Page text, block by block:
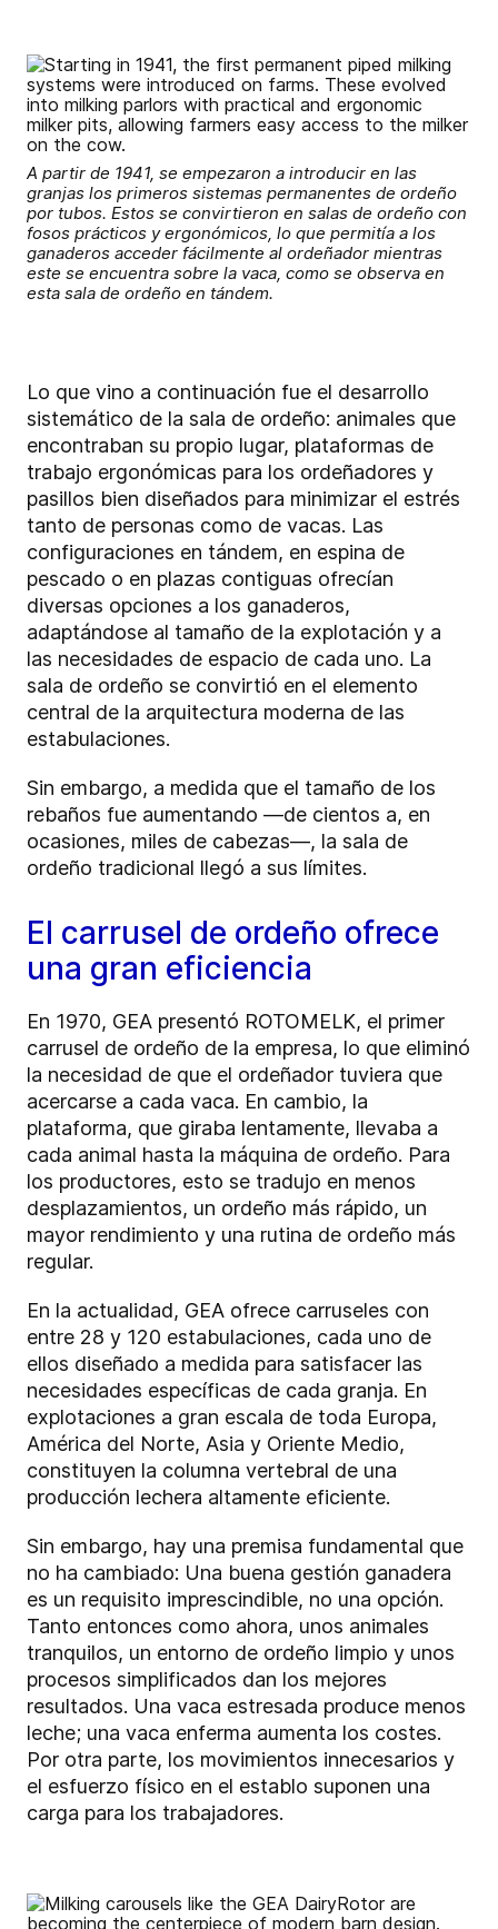
A partir de 1941, se empezaron a introducir en las
granjas los primeros sistemas permanentes de ordeño
por tubos. Estos se convirtieron en salas de ordeño con
fosos prácticos y ergonómicos, lo que permitía a los
ganaderos acceder fácilmente al ordeñador mientras
este se encuentra sobre la vaca, como se observa en
esta sala de ordeño en tándem.
Lo que vino a continuación fue el desarrollo
sistemático de la sala de ordeño: animales que
encontraban su propio lugar, plataformas de
trabajo ergonómicas para los ordeñadores y
pasillos bien diseñados para minimizar el estrés
tanto de personas como de vacas. Las
configuraciones en tándem, en espina de
pescado o en plazas contiguas ofrecían
diversas opciones a los ganaderos,
adaptándose al tamaño de la explotación y a
las necesidades de espacio de cada uno. La
sala de ordeño se convirtió en el elemento
central de la arquitectura moderna de las
estabulaciones.
Sin embargo, a medida que el tamaño de los
rebaños fue aumentando —de cientos a, en
ocasiones, miles de cabezas—, la sala de
ordeño tradicional llegó a sus límites.
El carrusel de ordeño ofrece
una gran eficiencia
En 1970, GEA presentó ROTOMELK, el primer
carrusel de ordeño de la empresa, lo que eliminó
la necesidad de que el ordeñador tuviera que
acercarse a cada vaca. En cambio, la
plataforma, que giraba lentamente, llevaba a
cada animal hasta la máquina de ordeño. Para
los productores, esto se tradujo en menos
desplazamientos, un ordeño más rápido, un
mayor rendimiento y una rutina de ordeño más
regular.
En la actualidad, GEA ofrece carruseles con
entre 28 y 120 estabulaciones, cada uno de
ellos diseñado a medida para satisfacer las
necesidades específicas de cada granja. En
explotaciones a gran escala de toda Europa,
América del Norte, Asia y Oriente Medio,
constituyen la columna vertebral de una
producción lechera altamente eficiente.
Sin embargo, hay una premisa fundamental que
no ha cambiado: Una buena gestión ganadera
es un requisito imprescindible, no una opción.
Tanto entonces como ahora, unos animales
tranquilos, un entorno de ordeño limpio y unos
procesos simplificados dan los mejores
resultados. Una vaca estresada produce menos
leche; una vaca enferma aumenta los costes.
Por otra parte, los movimientos innecesarios y
el esfuerzo físico en el establo suponen una
carga para los trabajadores.